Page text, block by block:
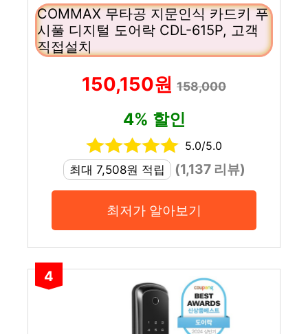
COMMAX 무타공 지문인식 카드키 푸
시풀 디지털 도어락 CDL-615P, 고객
직접설치
150,150원 158,000
4% 할인
5.0/5.0
최대 7,508원 적립
(1,137 리뷰)
최저가 알아보기
4